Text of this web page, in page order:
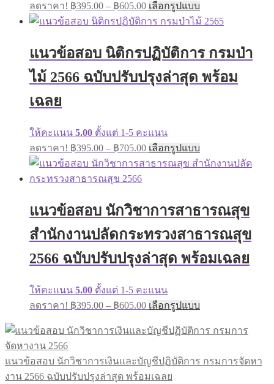
ลดราคา! ฿395.00 – ฿605.00 เลือกรูปแบบ
แนวข้อสอบ นิติกรปฏิบัติการ กรมป่า
ไม้ 2566 ฉบับปรับปรุงล่าสุด พร้อม
เฉลย
ให้คะแนน 5.00 ตั้งแต่ 1-5 คะแนน
ลดราคา! ฿395.00 – ฿705.00 เลือกรูปแบบ
แนวข้อสอบ นักวิชาการสาธารณสุข
สำนักงานปลัดกระทรวงสาธารณสุข
2566 ฉบับปรับปรุงล่าสุด พร้อมเฉลย
ให้คะแนน 5.00 ตั้งแต่ 1-5 คะแนน
ลดราคา! ฿395.00 – ฿605.00 เลือกรูปแบบ
แนวข้อสอบ นักวิชาการเงินและบัญชีปฏิบัติการ กรมการจัดหา
งาน 2566 ฉบับปรับปรุงล่าสุด พร้อมเฉลย